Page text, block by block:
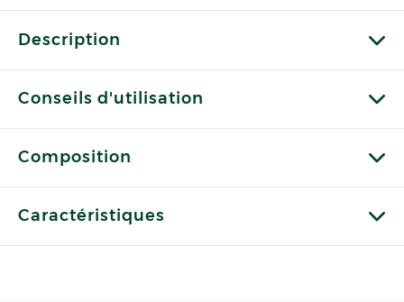
Description
Conseils d'utilisation
Composition
Caractéristiques